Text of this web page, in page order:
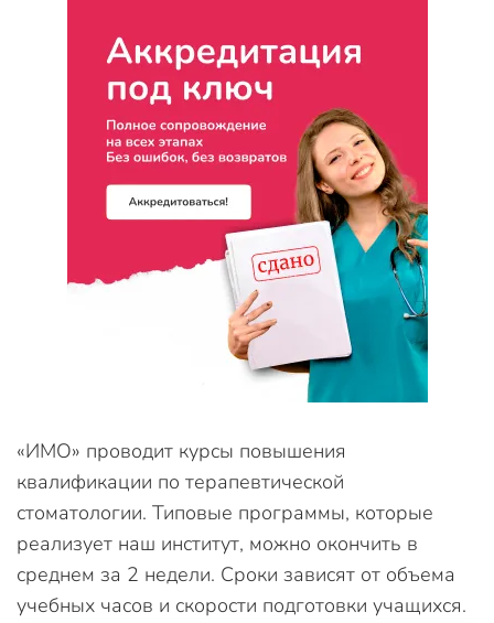
«ИМО» проводит курсы повышения
квалификации по терапевтической
стоматологии. Типовые программы, которые
реализует наш институт, можно окончить в
среднем за 2 недели. Сроки зависят от объема
учебных часов и скорости подготовки учащихся.